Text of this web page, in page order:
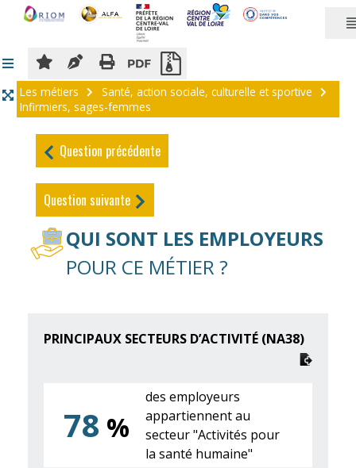
Les métiers
Santé, action sociale, culturelle et sportive
Infirmiers, sages-femmes
Question précédente
Question suivante
QUI SONT LES EMPLOYEURS
POUR CE MÉTIER ?
PRINCIPAUX SECTEURS D’ACTIVITÉ (NA38)
78 %
des employeurs
appartiennent au
secteur "Activités pour
la santé humaine"
Panneau de gestion des cookies